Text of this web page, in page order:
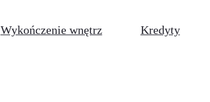
Wykończenie wnętrz Kredyty